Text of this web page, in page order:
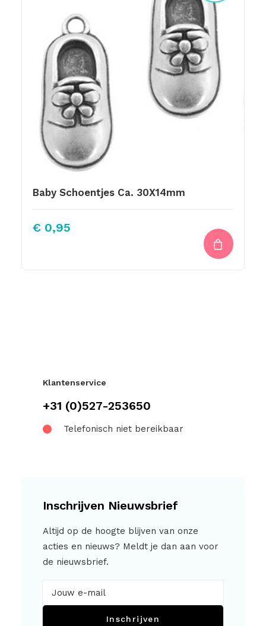
Baby Schoentjes Ca. 30X14mm
€ 0,95
Klantenservice
+31 (0)527-253650
Telefonisch niet bereikbaar
Inschrijven Nieuwsbrief
Altijd op de hoogte blijven van onze
acties en nieuws? Meldt je dan aan voor
de nieuwsbrief.
Inschrijven